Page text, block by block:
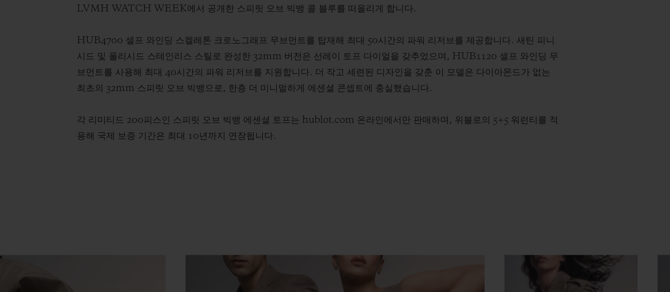
LVMH WATCH WEEK에서 공개한 스피릿 오브 빅뱅 콜 블루를 떠올리게 합니다.
HUB4700 셀프 와인딩 스켈레톤 크로노그래프 무브먼트를 탑재해 최대 50시간의 파워 리저브를 제공합니다. 새틴 피니
시드 및 폴리시드 스테인리스 스틸로 완성한 32mm 버전은 선레이 토프 다이얼을 갖추었으며, HUB1120 셀프 와인딩 무
브먼트를 사용해 최대 40시간의 파워 리저브를 지원합니다. 더 작고 세련된 디자인을 갖춘 이 모델은 다이아몬드가 없는
최초의 32mm 스피릿 오브 빅뱅으로, 한층 더 미니멀하게 에센셜 콘셉트에 충실했습니다.
각 리미티드 200피스인 스피릿 오브 빅뱅 에센셜 토프는 hublot.com 온라인에서만 판매하며, 위블로의 5+5 워런티를 적
용해 국제 보증 기간은 최대 10년까지 연장됩니다.